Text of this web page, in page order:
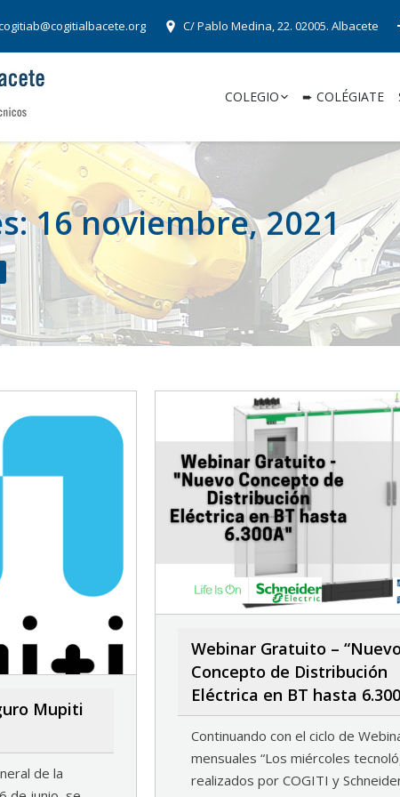
C/ Pablo Medina, 22. 02005. Albacete
COLEGIO ➨ COLÉGIATE
16 noviembre, 2021
Mupiti
de la
Webinar Gratuito – “Nuevo
Concepto de Distribución
Eléctrica en BT hasta
Continuando con el ciclo de
mensuales “Los miércoles
realizados por COGITI y